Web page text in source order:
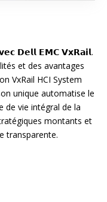
𝗗𝗲𝗹𝗹 𝗘𝗠𝗖 𝗩𝘅𝗥𝗮𝗶𝗹.
et des avantages
VxRail HCI System
unique automatise le
de vie intégral de la
montants et
transparente.